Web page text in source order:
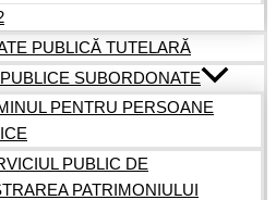
PUBLICĂ TUTELARĂ
SUBORDONATE
PENTRU PERSOANE
PUBLIC DE
PATRIMONIULUI